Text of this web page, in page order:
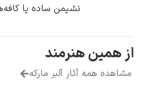
نشیمن ساده یا کافه‌های هنری.
آلبر مارکه